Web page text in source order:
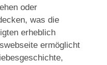
oder
was die
erheblich
ermöglicht